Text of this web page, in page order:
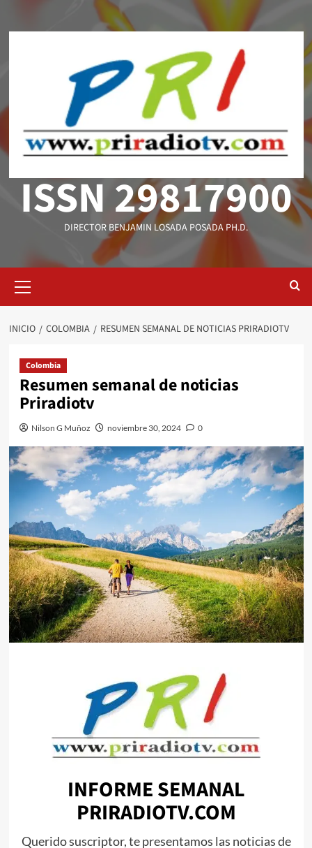
ISSN 29817900
DIRECTOR BENJAMIN LOSADA POSADA PH.D.
primario
INICIO COLOMBIA RESUMEN SEMANAL DE NOTICIAS PRIRADIOTV
Colombia
Resumen semanal de noticias
Priradiotv
Nilson G Muñoz noviembre 30, 2024 0
INFORME SEMANAL
PRIRADIOTV.COM
Querido suscriptor, te presentamos las noticias de